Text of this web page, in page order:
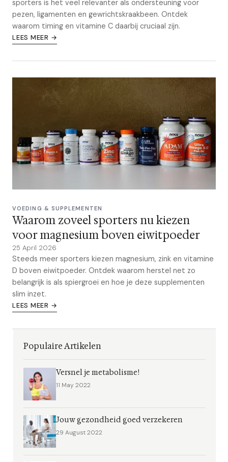
sporters is het veel relevanter als ondersteuning voor
pezen, ligamenten en gewrichtskraakbeen. Ontdek
waarom timing en vitamine C daarbij cruciaal zijn.
LEES MEER →
VOEDING & SUPPLEMENTEN
Waarom zoveel sporters nu kiezen
voor magnesium boven eiwitpoeder
25 April 2026
Steeds meer sporters kiezen magnesium, zink en vitamine
D boven eiwitpoeder. Ontdek waarom herstel net zo
belangrijk is als spiergroei en hoe je deze supplementen
slim inzet.
LEES MEER →
Populaire Artikelen
Versnel je metabolisme!
11 May 2022
Jouw gezondheid goed verzekeren
29 August 2022